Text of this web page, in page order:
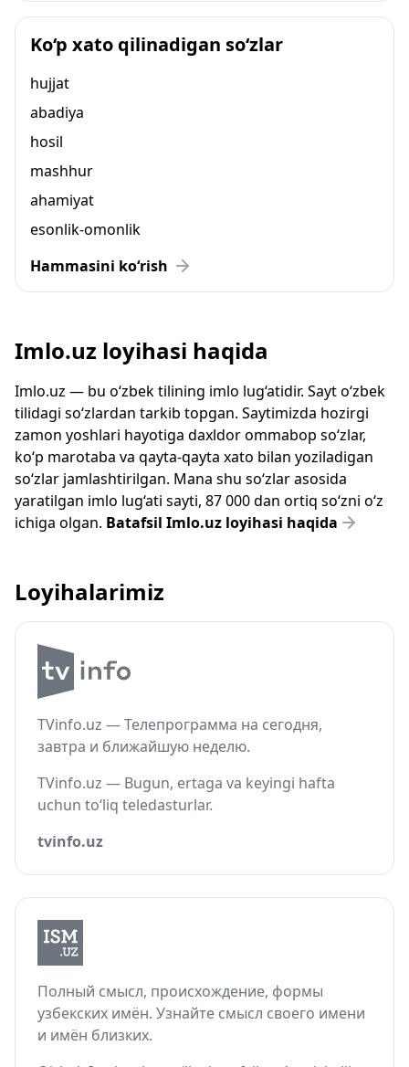
Ko‘p xato qilinadigan so‘zlar
hujjat
abadiya
hosil
mashhur
ahamiyat
esonlik-omonlik
Hammasini ko‘rish
Imlo.uz loyihasi haqida
Imlo.uz — bu o‘zbek tilining imlo lug‘atidir. Sayt o‘zbek
tilidagi so‘zlardan tarkib topgan. Saytimizda hozirgi
zamon yoshlari hayotiga daxldor ommabop so‘zlar,
ko‘p marotaba va qayta-qayta xato bilan yoziladigan
so‘zlar jamlashtirilgan. Mana shu so‘zlar asosida
yaratilgan imlo lug‘ati sayti, 87 000 dan ortiq so‘zni o‘z
ichiga olgan. Batafsil Imlo.uz loyihasi haqida
Loyihalarimiz
TVinfo.uz — Телепрограмма на сегодня,
завтра и ближайшую неделю.
TVinfo.uz — Bugun, ertaga va keyingi hafta
uchun to‘liq teledasturlar.
tvinfo.uz
Полный смысл, происхождение, формы
узбекских имён. Узнайте смысл своего имени
и имён близких.